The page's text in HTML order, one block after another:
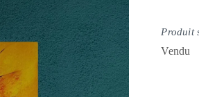
Produit
Vendu